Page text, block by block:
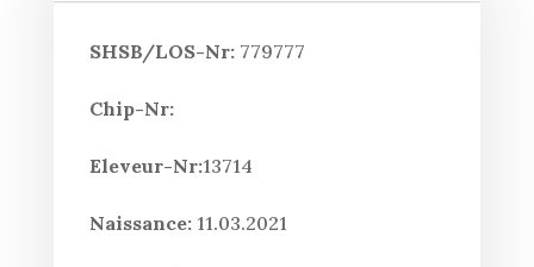
SHSB/LOS-Nr:779777
Chip-Nr:
Eleveur-Nr:13714
Naissance:11.03.2021